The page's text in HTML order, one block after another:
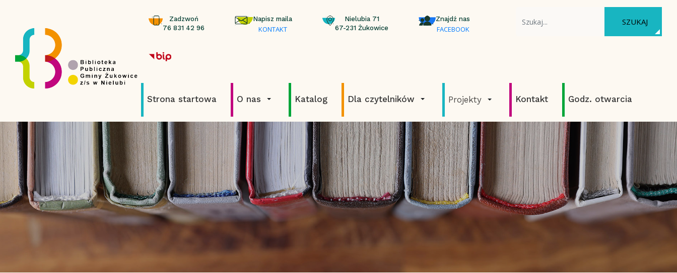
Zadzwoń
76 831 42 96
Napisz maila
KONTAKT
Nielubia 71
67-231 Żukowice
Znajdź nas
FACEBOOK
SZUKAJ
Strona startowa O nas Katalog Dla czytelników Projekty Kontakt Godz. otwarcia